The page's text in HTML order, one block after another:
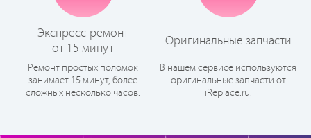
Экспресс-ремонт
от 15 минут
Ремонт простых поломок
занимает 15 минут, более
сложных несколько часов.
Оригинальные запчасти
В нашем сервисе используются
оригинальные запчасти от
iReplace.ru.